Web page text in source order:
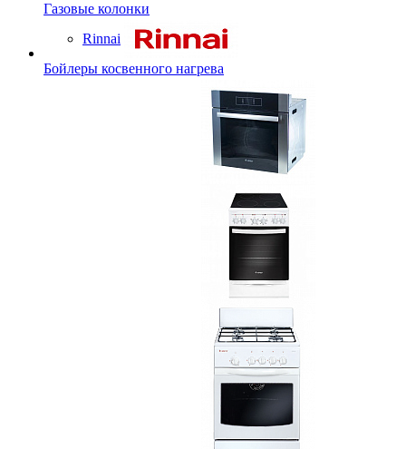
Газовые колонки
Rinnai
Бойлеры косвенного нагрева